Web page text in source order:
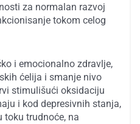
za normalan razvoj
tokom celog
i emocionalno zdravlje,
ćelija i smanje nivo
stimulišući oksidaciju
i kod depresivnih stanja,
toku trudnoće, na